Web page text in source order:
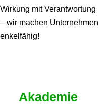
Wirkung mit Verantwortung
– wir machen Unternehmen
enkelfähig!
Akademie